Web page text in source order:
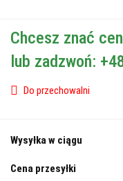
Chcesz znać
lub zadzwoń:
Do przechowalni
Wysyłka w ciągu
Cena przesyłki